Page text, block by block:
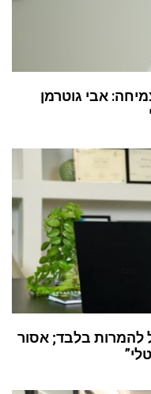
אבי גוטרמן
להמרות בלבד; אסור